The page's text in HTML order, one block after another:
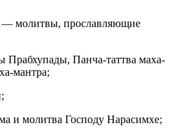
— молитвы, прославляющие
Панча-таттва маха-
мантра;
и молитва Господу Нарасимхе;